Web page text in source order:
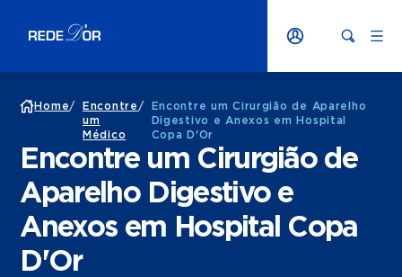
Home/
Encontre
um
Médico
/
Encontre um Cirurgião de Aparelho
Digestivo e Anexos em Hospital
Copa D'Or
Encontre um Cirurgião de
Aparelho Digestivo e
Anexos em Hospital Copa
D'Or